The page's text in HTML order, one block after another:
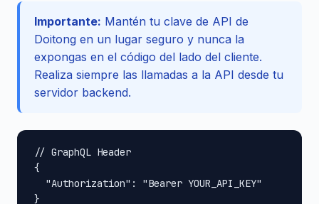
Importante: Mantén tu clave de API de
Doitong en un lugar seguro y nunca la
expongas en el código del lado del cliente.
Realiza siempre las llamadas a la API desde tu
servidor backend.
// GraphQL Header
{
  "Authorization": "Bearer YOUR_API_KEY"
}